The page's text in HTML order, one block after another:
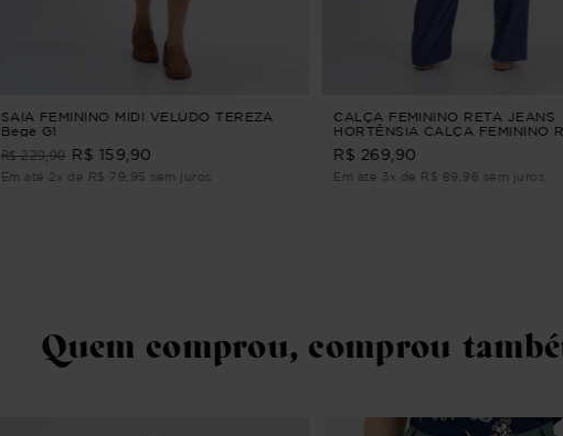
SAIA FEMININO MIDI VELUDO TEREZA
Bege G1
R$ 229,90 R$ 159,90
Em até 2x de R$ 79,95 sem juros
CALÇA FEMININO RETA JEANS
HORTÊNSIA CALÇA FEMININO
JEANS M
R$ 269,90
Em até 3x de R$ 89,96 sem juros
Quem comprou, comprou